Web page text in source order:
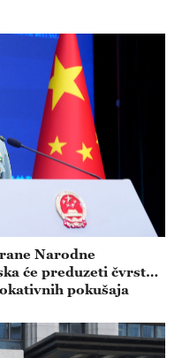
Narodne
će preduzeti čvrste
pokušaja